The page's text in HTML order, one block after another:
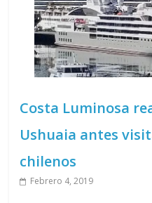
Costa Luminosa
Ushuaia antes
chilenos
Febrero 4, 2019